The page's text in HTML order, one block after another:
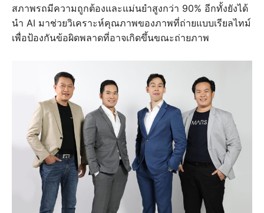
สภาพรถมีความถูกต้องและแม่นยำสูงกว่า 90% อีกทั้งยังได้
นำ AI มาช่วยวิเคราะห์คุณภาพของภาพที่ถ่ายแบบเรียลไทม์
เพื่อป้องกันข้อผิดพลาดที่อาจเกิดขึ้นขณะถ่ายภาพ